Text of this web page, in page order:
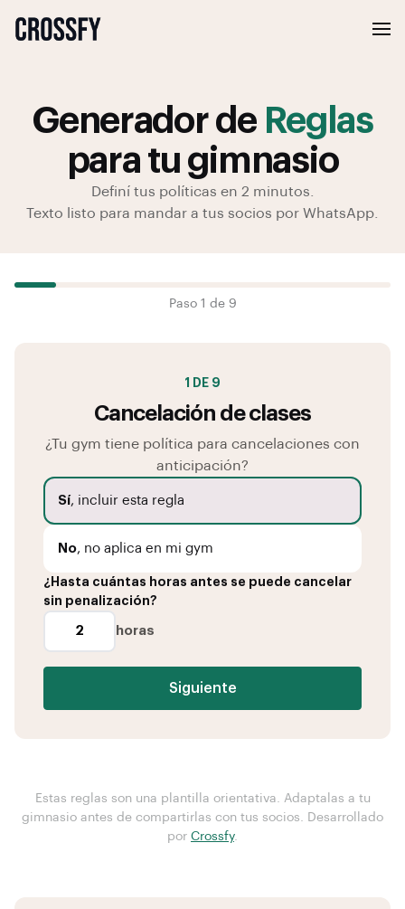
Generador de Reglas
para tu gimnasio
Definí tus políticas en 2 minutos.
Texto listo para mandar a tus socios por WhatsApp.
Paso 1 de 9
1 DE 9
Cancelación de clases
¿Tu gym tiene política para cancelaciones con
anticipación?
Sí, incluir esta regla
No, no aplica en mi gym
¿Hasta cuántas horas antes se puede cancelar
sin penalización?
horas
Siguiente
Estas reglas son una plantilla orientativa. Adaptalas a tu
gimnasio antes de compartirlas con tus socios. Desarrollado
por Crossfy.